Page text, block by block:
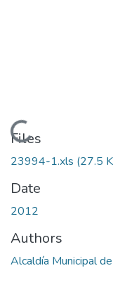
Loading...
Files
23994-1.xls (27.5
Date
2012
Authors
Alcaldía Municipal